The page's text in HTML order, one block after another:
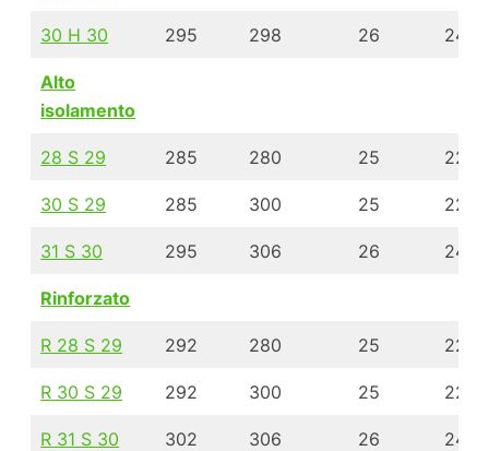
30 H 30 295 298 26 246
Alto
isolamento
28 S 29 285 280 25 222
30 S 29 285 300 25 222
31 S 30 295 306 26 246
Rinforzato
R 28 S 29 292 280 25 222
R 30 S 29 292 300 25 222
R 31 S 30 302 306 26 246